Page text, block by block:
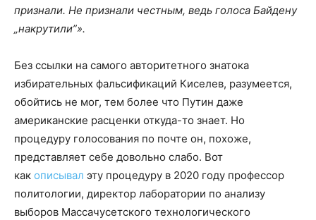
признали. Не признали честным, ведь голоса Байдену
„накрутили”».
Без ссылки на самого авторитетного знатока
избирательных фальсификаций Киселев, разумеется,
обойтись не мог, тем более что Путин даже
американские расценки откуда-то знает. Но
процедуру голосования по почте он, похоже,
представляет себе довольно слабо. Вот
как описывал эту процедуру в 2020 году профессор
политологии, директор лаборатории по анализу
выборов Массачусетского технологического